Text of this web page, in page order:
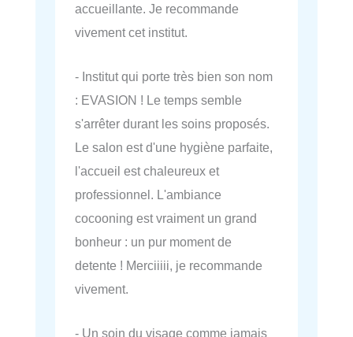
accueillante. Je recommande
vivement cet institut.
- Institut qui porte très bien son nom
: EVASION ! Le temps semble
s'arrêter durant les soins proposés.
Le salon est d'une hygiène parfaite,
l'accueil est chaleureux et
professionnel. L'ambiance
cocooning est vraiment un grand
bonheur : un pur moment de
detente ! Merciiiii, je recommande
vivement.
- Un soin du visage comme jamais